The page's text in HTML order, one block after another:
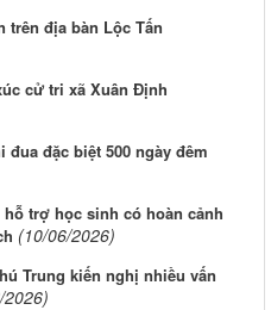
trên địa bàn Lộc Tấn
cử tri xã Xuân Định
đặc biệt 500 ngày đêm
trợ học sinh có hoàn cảnh
(10/06/2026)
Trung kiến nghị nhiều vấn
2026)